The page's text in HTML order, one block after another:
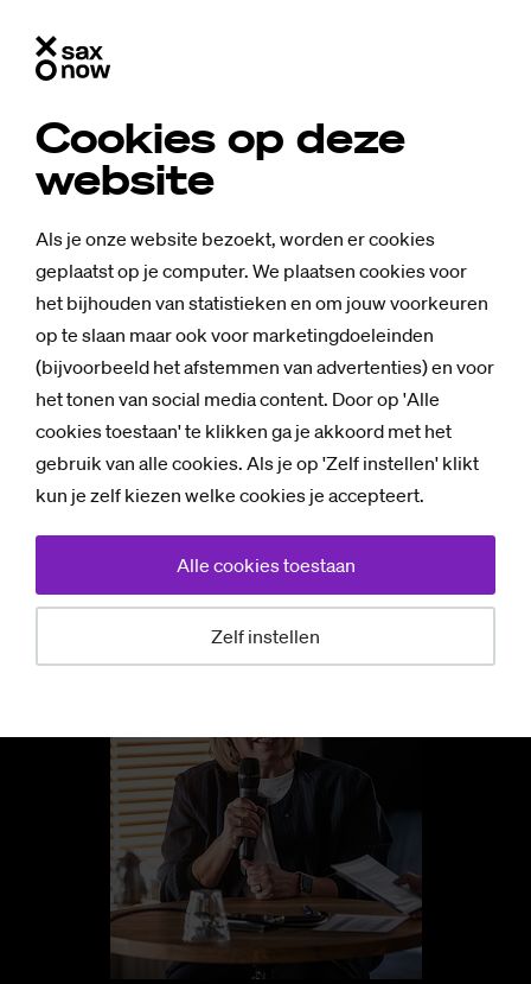
Cookies op deze
website
Als je onze website bezoekt, worden er cookies
geplaatst op je computer. We plaatsen cookies voor
het bijhouden van statistieken en om jouw voorkeuren
op te slaan maar ook voor marketingdoeleinden
(bijvoorbeeld het afstemmen van advertenties) en voor
het tonen van social media content. Door op 'Alle
cookies toestaan' te klikken ga je akkoord met het
gebruik van alle cookies. Als je op 'Zelf instellen' klikt
kun je zelf kiezen welke cookies je accepteert.
Zelf instellen
Alle cookies toestaan
Stu­di­um Ge­ne­ra­le
activiteiten op het snijvlak van beroep,
wetenschap, kunst-cultuur en maatschappij.
Elk kwartiel zijn er debatten, lezingen,
powertalks, interviews, praatdiners en
talkshows over allerlei brandende kwesties.
Ar­ti­ke­len over SG